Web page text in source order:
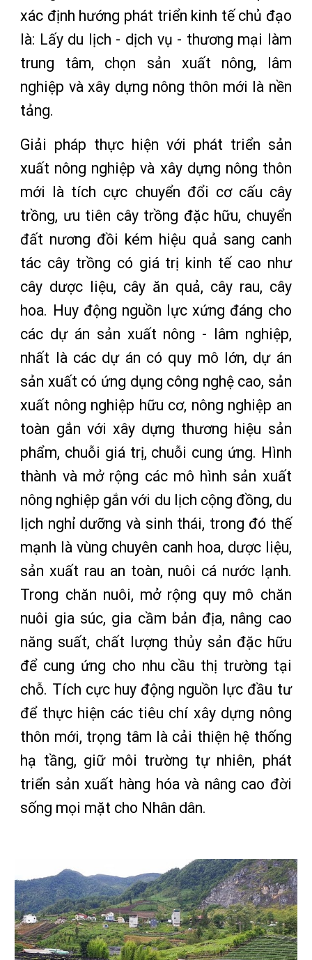
xác định hướng phát triển kinh tế chủ đạo
là: Lấy du lịch - dịch vụ - thương mại làm
trung tâm, chọn sản xuất nông, lâm
nghiệp và xây dựng nông thôn mới là nền
tảng.
Giải pháp thực hiện với phát triển sản
xuất nông nghiệp và xây dựng nông thôn
mới là tích cực chuyển đổi cơ cấu cây
trồng, ưu tiên cây trồng đặc hữu, chuyển
đất nương đồi kém hiệu quả sang canh
tác cây trồng có giá trị kinh tế cao như
cây dược liệu, cây ăn quả, cây rau, cây
hoa. Huy động nguồn lực xứng đáng cho
các dự án sản xuất nông - lâm nghiệp,
nhất là các dự án có quy mô lớn, dự án
sản xuất có ứng dụng công nghệ cao, sản
xuất nông nghiệp hữu cơ, nông nghiệp an
toàn gắn với xây dựng thương hiệu sản
phẩm, chuỗi giá trị, chuỗi cung ứng. Hình
thành và mở rộng các mô hình sản xuất
nông nghiệp gắn với du lịch cộng đồng, du
lịch nghỉ dưỡng và sinh thái, trong đó thế
mạnh là vùng chuyên canh hoa, dược liệu,
sản xuất rau an toàn, nuôi cá nước lạnh.
Trong chăn nuôi, mở rộng quy mô chăn
nuôi gia súc, gia cầm bản địa, nâng cao
năng suất, chất lượng thủy sản đặc hữu
để cung ứng cho nhu cầu thị trường tại
chỗ. Tích cực huy động nguồn lực đầu tư
để thực hiện các tiêu chí xây dựng nông
thôn mới, trọng tâm là cải thiện hệ thống
hạ tầng, giữ môi trường tự nhiên, phát
triển sản xuất hàng hóa và nâng cao đời
sống mọi mặt cho Nhân dân.